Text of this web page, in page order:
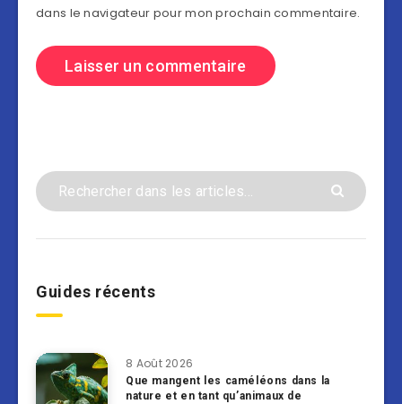
dans le navigateur pour mon prochain commentaire.
Guides récents
8 Août 2026
Que mangent les caméléons dans la
nature et en tant qu’animaux de